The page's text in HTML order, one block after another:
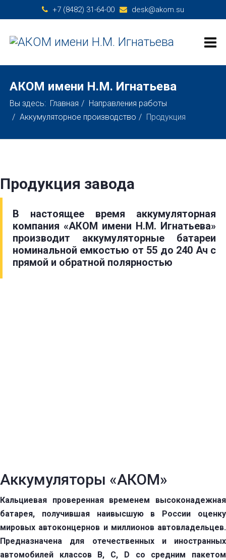
+7 (8482) 31-64-00 desk@akom.su
АКОМ имени Н.М. Игнатьева
Вы здесь: Главная
Направления работы
Аккумуляторное производство
Продукция
Продукция завода
В настоящее время аккумуляторная
компания «АКОМ имени Н.М. Игнатьева»
производит аккумуляторные батареи
номинальной емкостью от 55 до 240 Ач с
прямой и обратной полярностью
Аккумуляторы «АКОМ»
Кальциевая проверенная временем высоконадежная
батарея, получившая наивысшую в России оценку
мировых автоконцернов и миллионов автовладельцев.
Предназначена для отечественных и иностранных
автомобилей классов В, С, D со средним пакетом